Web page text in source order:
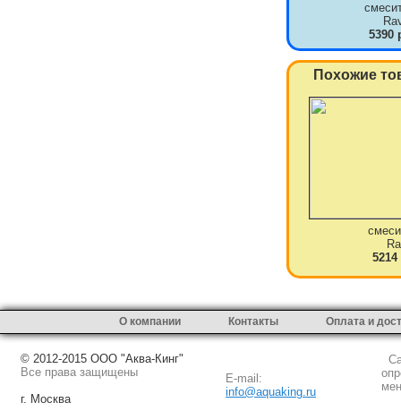
5390
Похожие
5214
О компании Контакты Оплата и
© 2012-2015 ООО "Аква-Кинг"
Все права защищены
г. Москва
E-mail:
info@aquaking.ru